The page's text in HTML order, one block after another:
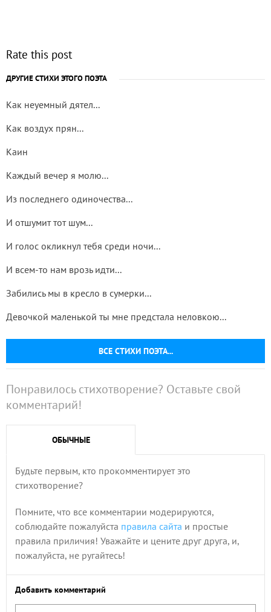
Rate this post
ДРУГИЕ СТИХИ ЭТОГО ПОЭТА
ВСЕ СТИХИ ПОЭТА...
Как неуемный дятел...
Как воздух прян...
Каин
Каждый вечер я молю...
Из последнего одиночества...
И отшумит тот шум...
И голос окликнул тебя среди ночи...
И всем-то нам врозь идти...
Забились мы в кресло в сумерки...
Девочкой маленькой ты мне предстала неловкою...
Понравилось стихотворение? Оставьте свой
комментарий!
ОБЫЧНЫЕ
Будьте первым, кто прокомментирует это
стихотворение?
Помните, что все комментарии модерируются,
соблюдайте пожалуйста правила сайта и простые
правила приличия! Уважайте и цените друг друга, и,
пожалуйста, не ругайтесь!
Добавить комментарий